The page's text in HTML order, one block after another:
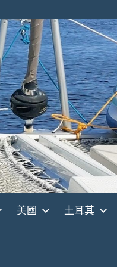
美國 土耳其